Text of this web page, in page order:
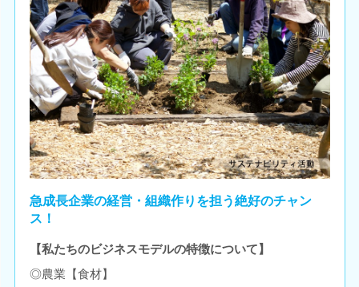
急成長企業の経営・組織作りを担う絶好のチャン
ス！
【私たちのビジネスモデルの特徴について】
◎農業【食材】